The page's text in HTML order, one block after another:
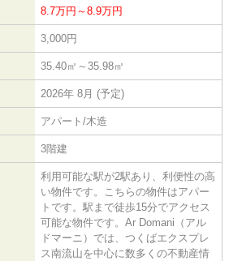
8.7万円～8.9万円
3,000円
35.40㎡～35.98㎡
2026年 8月 (予定)
アパート/木造
3階建
利用可能な駅が2駅あり、利便性の高
い物件です。こちらの物件はアパー
トです。駅まで徒歩15分でアクセス
可能な物件です。Ar Domani（アル
ドマーニ）では、つくばエクスプレ
ス南流山を中心に数多くの不動産情